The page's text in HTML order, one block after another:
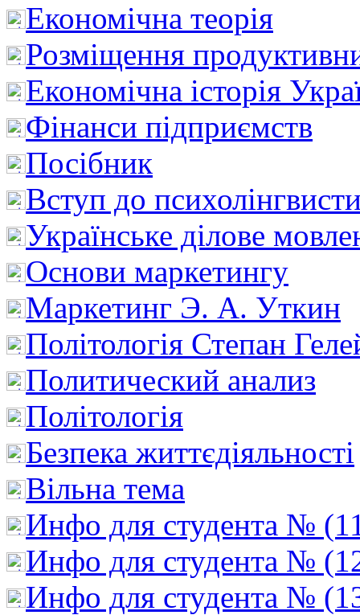
Економічна теорія
Розміщення
Економічна історія
Фінанси підприємств
Посібник
Вступ до
Українське ділове
Основи маркетингу
Маркетинг Э. А. Уткин
Політологія Степан
Политический анализ
Політологія
Безпека життєдіяльності
Вільна тема
Инфо для студента №
Инфо для студента №
Инфо для студента №